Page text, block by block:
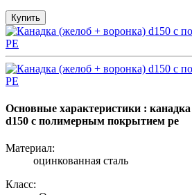
Купить
Основные характеристики :
d150 с полимерным покрытием pe
Материал:
оцинкованная сталь
Класс: